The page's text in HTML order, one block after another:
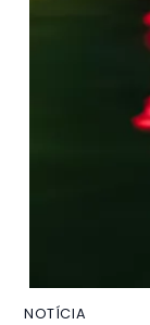
NOTÍCIA